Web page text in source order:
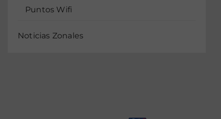
Puntos Wifi
Noticias Zonales